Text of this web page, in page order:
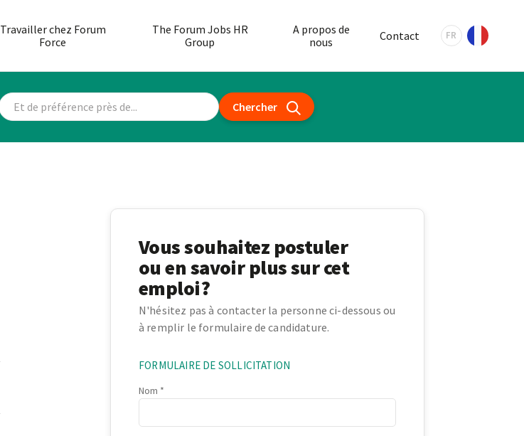
Travailler chez Forum
Force
The Forum Jobs HR
Group
A propos de
nous
Contact FR
Chercher
Vous souhaitez postuler
ou en savoir plus sur cet
emploi?
N'hésitez pas à contacter la personne ci-dessous ou
à remplir le formulaire de candidature.
FORMULAIRE DE SOLLICITATION
Nom